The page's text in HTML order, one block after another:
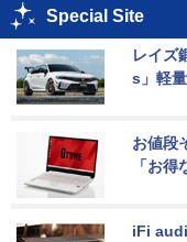
Special Site
レイズ
s」軽
お値段
「お得
iFi